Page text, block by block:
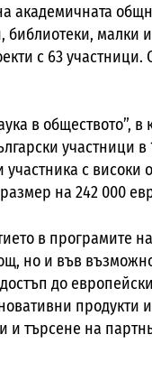
академичната
библиотеки,
с 63
в обществото”,
участници
участника с
на 242 000
в програмите
но и във
до
продукти
и търсене на